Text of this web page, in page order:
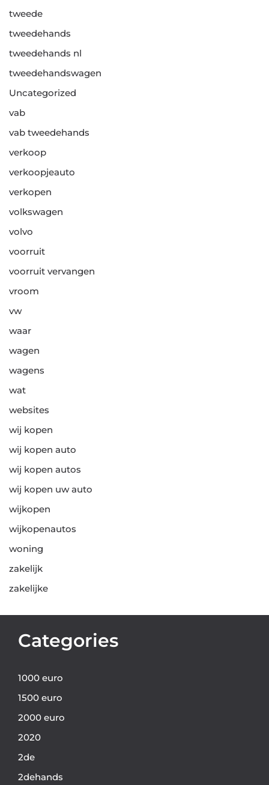
tweede
tweedehands
tweedehands nl
tweedehandswagen
Uncategorized
vab
vab tweedehands
verkoop
verkoopjeauto
verkopen
volkswagen
volvo
voorruit
voorruit vervangen
vroom
vw
waar
wagen
wagens
wat
websites
wij kopen
wij kopen auto
wij kopen autos
wij kopen uw auto
wijkopen
wijkopenautos
woning
zakelijk
zakelijke
Categories
1000 euro
1500 euro
2000 euro
2020
2de
2dehands